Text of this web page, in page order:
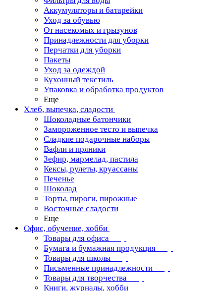
Аккумуляторы и батарейки
Уход за обувью
От насекомых и грызунов
Принадлежности для уборки
Перчатки для уборки
Пакеты
Уход за одеждой
Кухонный текстиль
Упаковка и обработка продуктов
Еще
Хлеб, выпечка, сладости
Шоколадные батончики
Замороженное тесто и выпечка
Сладкие подарочные наборы
Вафли и пряники
Зефир, мармелад, пастила
Кексы, рулеты, круассаны
Печенье
Шоколад
Торты, пироги, пирожные
Восточные сладости
Еще
Офис, обучение, хобби
Товары для офиса
Бумага и бумажная продукция
Товары для школы
Письменные принадлежности
Товары для творчества
Книги, журналы, хобби